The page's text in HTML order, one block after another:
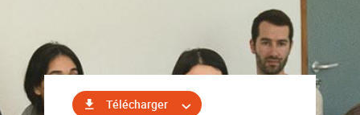
Télécharger